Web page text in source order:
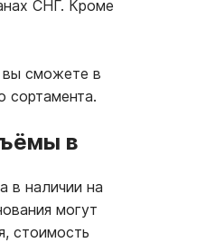
СНГ. Кроме
вы сможете в
сортамента.
в
в наличии на
могут
стоимость